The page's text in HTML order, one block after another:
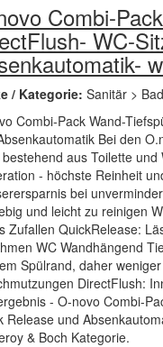
Combi-
WC-
/ Kategorie: Sanitär >
Combi-Pack Wand-
Bei den
bestehend aus Toilette
- höchste Reinheit
bei
und leicht zu reinigen
Zufallen QuickRelease:
WC Wandhängend
Spülrand, daher
DirectFlush:
- O-novo Combi-
Release und
& Boch Kategorie.